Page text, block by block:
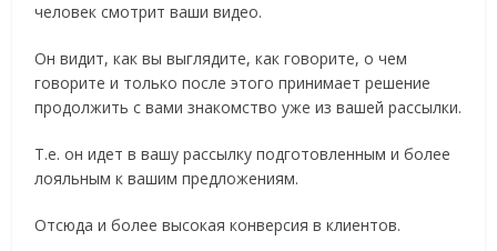
человек смотрит ваши видео.
Он видит, как вы выглядите, как говорите, о чем
говорите и только после этого принимает решение
продолжить с вами знакомство уже из вашей рассылки.
Т.е. он идет в вашу рассылку подготовленным и более
лояльным к вашим предложениям.
Отсюда и более высокая конверсия в клиентов.